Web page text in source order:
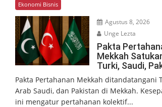
Ekonomi Bisnis
Agustus 8, 2026
Unge Lezta
Pakta
Mekkah
Turki, Saudi,
Pakta Pertahanan Mekkah ditandatangani
Arab Saudi, dan Pakistan di Mekkah.
ini mengatur pertahanan kolektif...